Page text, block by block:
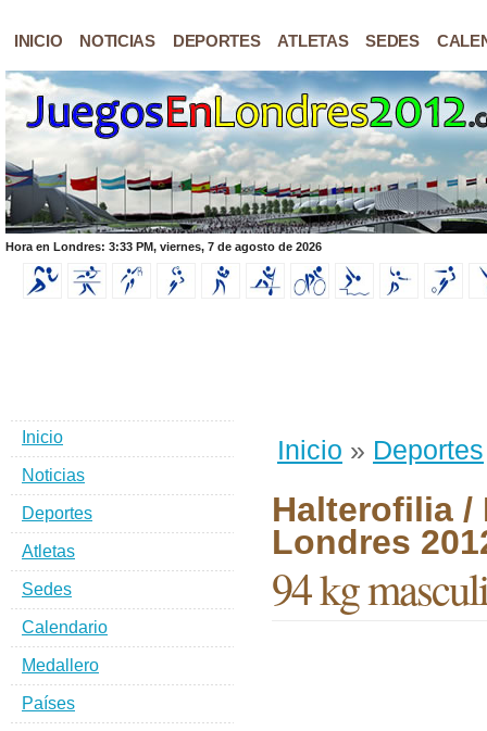
INICIO NOTICIAS DEPORTES ATLETAS SEDES
Hora en Londres: 3:33 PM, viernes, 7 de agosto de 2026
Inicio » Deportes
Halterofilia /
Londres
94 kg
Inicio
Noticias
Deportes
Atletas
Sedes
Calendario
Medallero
Países